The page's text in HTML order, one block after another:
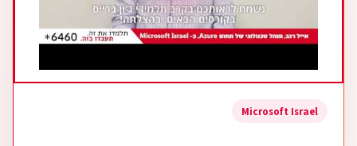
Microsoft Israel